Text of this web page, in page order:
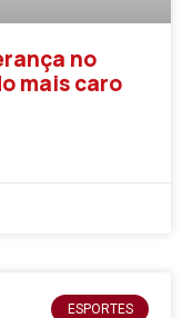
no
mais caro
ESPORTES